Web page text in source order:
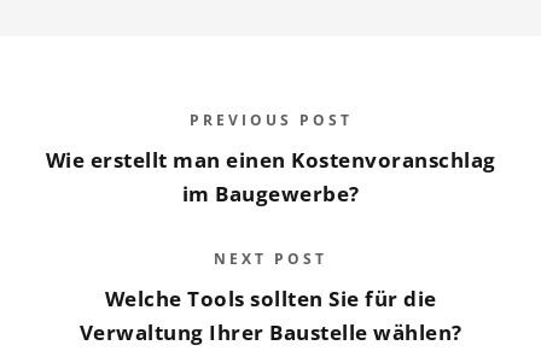
PREVIOUS POST
Wie erstellt man einen Kostenvoranschlag
im Baugewerbe?
NEXT POST
Welche Tools sollten Sie für die
Verwaltung Ihrer Baustelle wählen?